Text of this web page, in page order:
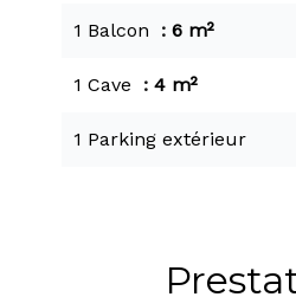
1 Balcon 6 m²
1 Cave 4 m²
1 Parking extérieur